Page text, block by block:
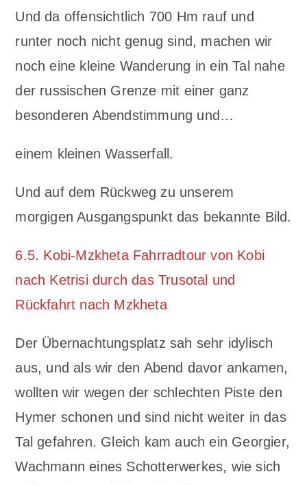
Und da offensichtlich 700 Hm rauf und
runter noch nicht genug sind, machen wir
noch eine kleine Wanderung in ein Tal nahe
der russischen Grenze mit einer ganz
besonderen Abendstimmung und…
einem kleinen Wasserfall.
Und auf dem Rückweg zu unserem
morgigen Ausgangspunkt das bekannte Bild.
6.5. Kobi-Mzkheta Fahrradtour von Kobi
nach Ketrisi durch das Trusotal und
Rückfahrt nach Mzkheta
Der Übernachtungsplatz sah sehr idylisch
aus, und als wir den Abend davor ankamen,
wollten wir wegen der schlechten Piste den
Hymer schonen und sind nicht weiter in das
Tal gefahren. Gleich kam auch ein Georgier,
Wachmann eines Schotterwerkes, wie sich